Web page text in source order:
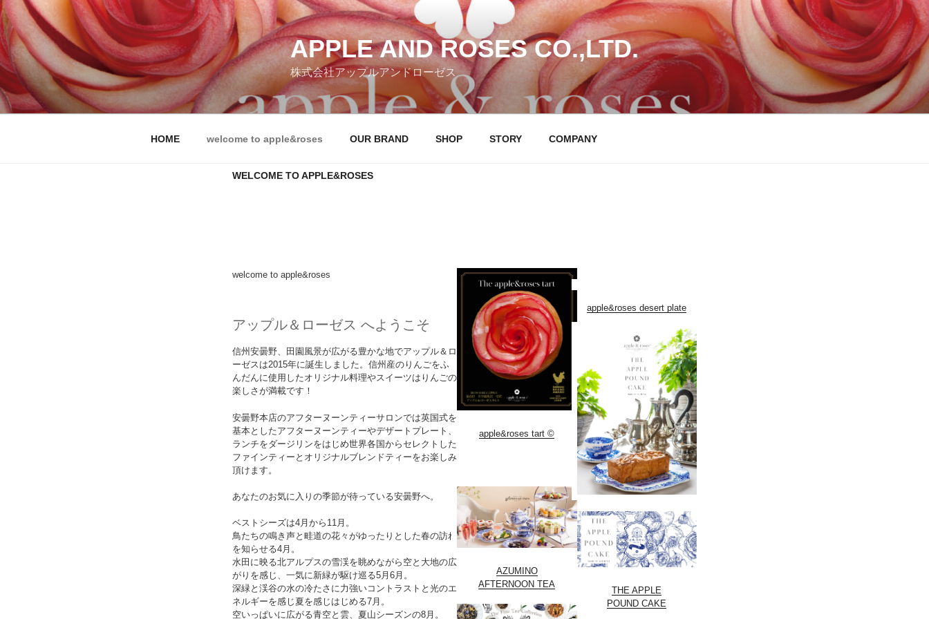
コ
ン
テ
ン
ツ
へ
ス
APPLE AND ROSES CO.,LTD.
株式会社アップルアンドローゼス
HOME welcome to apple&roses OUR BRAND SHOP STORY COMPANY
WELCOME TO APPLE&ROSES
welcome to apple&roses
アップル＆ローゼス へようこそ
信州安曇野、田園風景が広がる豊かな地でアップル＆ロ
ーゼスは2015年に誕生しました。信州産のりんごをふ
んだんに使用したオリジナル料理やスイーツはりんごの
楽しさが満載です！
安曇野本店のアフターヌーンティーサロンでは英国式を
基本としたアフターヌーンティーやデザートプレート、
ランチをダージリンをはじめ世界各国からセレクトした
ファインティーとオリジナルブレンドティーをお楽しみ
頂けます。
あなたのお気に入りの季節が待っている安曇野へ。
ベストシーズは4月から11月。
鳥たちの鳴き声と畦道の花々がゆったりとした春の訪れ
を知らせる4月。
水田に映る北アルプスの雪渓を眺めながら空と大地の広
がりを感じ、一気に新緑が駆け巡る5月6月。
深緑と渓谷の水の冷たさに力強いコントラストと光のエ
ネルギーを感じ夏を感じはじめる7月。
空いっぱいに広がる青空と雲、夏山シーズンの8月。
apple&roses tart ©︎
AZUMINO
AFTERNOON TEA
apple&roses desert plate
THE APPLE
POUND CAKE